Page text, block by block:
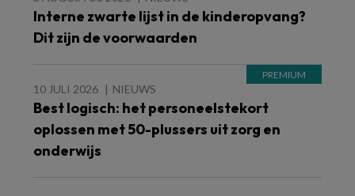
Interne zwarte lijst in de kinderopvang?
Dit zijn de voorwaarden
10 JULI 2026 NIEUWS
Best logisch: het personeelstekort
oplossen met 50-plussers uit zorg en
onderwijs